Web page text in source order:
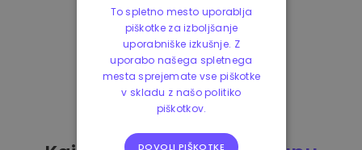
To spletno mesto uporablja
piškotke za izboljšanje
uporabniške izkušnje. Z
uporabo našega spletnega
mesta sprejemate vse piškotke
v skladu z našo politiko
piškotkov.
DOVOLI PIŠKOTKE